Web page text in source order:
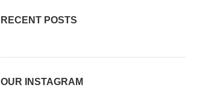
RECENT POSTS
OUR INSTAGRAM